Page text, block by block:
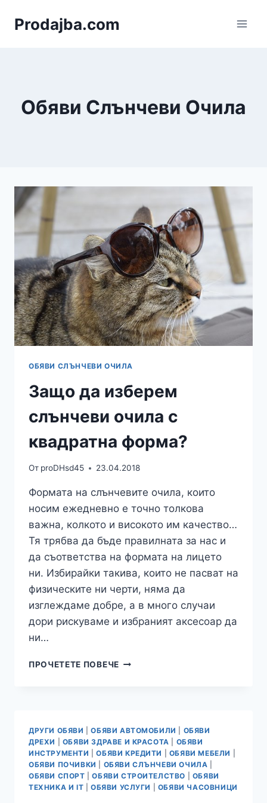
съдържанието
Prodajba.com
Обяви Слънчеви Очила
ОБЯВИ СЛЪНЧЕВИ ОЧИЛА
Защо да изберем
слънчеви очила с
квадратна форма?
От proDHsd45 23.04.2018
Формата на слънчевите очила, които
носим ежедневно е точно толкова
важна, колкото и високото им качество…
Тя трябва да бъде правилната за нас и
да съответства на формата на лицето
ни. Избирайки такива, които не пасват на
физическите ни черти, няма да
изглеждаме добре, а в много случаи
дори рискуваме и избраният аксесоар да
ни…
ПРОЧЕТЕТЕ ПОВЕЧЕЗАЩО
КВАДРАТНА
ФОРМА?
ДРУГИ ОБЯВИ |ОБЯВИ АВТОМОБИЛИ
ОБЯВИ
ДРЕХИ
ОБЯВИ ЗДРАВЕ И КРАСОТА
ОБЯВИ
ИНСТРУМЕНТИ
|ОБЯВИ КРЕДИТИ ОБЯВИ МЕБЕЛИ
ОБЯВИ ПОЧИВКИ
ОБЯВИ СЛЪНЧЕВИ ОЧИЛА
ОБЯВИ СПОРТ |ОБЯВИ СТРОИТЕЛСТВО
ОБЯВИ
ТЕХНИКА И IT
ОБЯВИ УСЛУГИ ОБЯВИ ЧАСОВНИЦИ